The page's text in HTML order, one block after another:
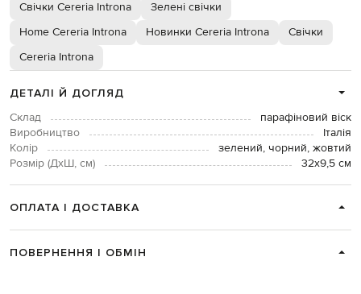
Свічки Cereria Introna
Зелені свічки
Home Cereria Introna
Новинки Cereria Introna
Свічки
Cereria Introna
ДЕТАЛІ Й ДОГЛЯД
Склад
парафіновий віск
Виробництво
Італія
Колір
зелений, чорний, жовтий
Розмір (ДхШ, см)
32х9,5 см
ОПЛАТА І ДОСТАВКА
ПОВЕРНЕННЯ І ОБМІН